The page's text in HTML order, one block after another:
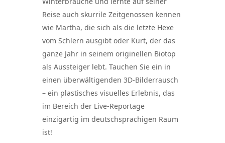
Reise auch skurrile Zeitgenossen kennen
wie Martha, die sich als die letzte Hexe
vom Schlern ausgibt oder Kurt, der das
ganze Jahr in seinem originellen Biotop
als Aussteiger lebt. Tauchen Sie ein in
einen überwältigenden 3D-Bilderrausch
– ein plastisches visuelles Erlebnis, das
im Bereich der Live-Reportage
einzigartig im deutschsprachigen Raum
ist!